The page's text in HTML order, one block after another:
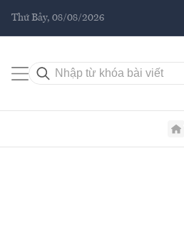
Thứ Bảy, 08/08/2026